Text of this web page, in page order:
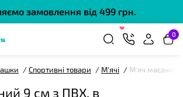
замовлення від 499 грн.
0
Спортивні товари М'ячі М'яч
9 см з ПВХ, в